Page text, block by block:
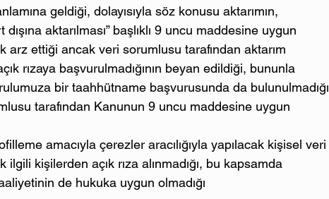
geldiği, dolayısıyla söz konusu aktarımın,
aktarılması” başlıklı 9 uncu maddesine uygun
arz ettiği ancak veri sorumlusu tarafından aktarım
rızaya başvurulmadığının beyan edildiği, bununla
bir taahhütname başvurusunda da bulunulmadığı
tarafından Kanunun 9 uncu maddesine uygun
amacıyla çerezler aracılığıyla yapılacak kişisel veri
kişilerden açık rıza alınmadığı, bu kapsamda
de hukuka uygun olmadığı